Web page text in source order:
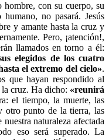
con su cuerpo, su
no pasará. Jesús
y amante hasta la cruz y
Pero, ¡atención!,
llamados en torno a él:
elegidos de los cuatro
el extremo del cielo».
que hayan respondido al
cruz. Ha dicho: «reunirá
el tiempo, la muerte, las
otro punto de la tierra, las
naturaleza afectada
eso será superado. La